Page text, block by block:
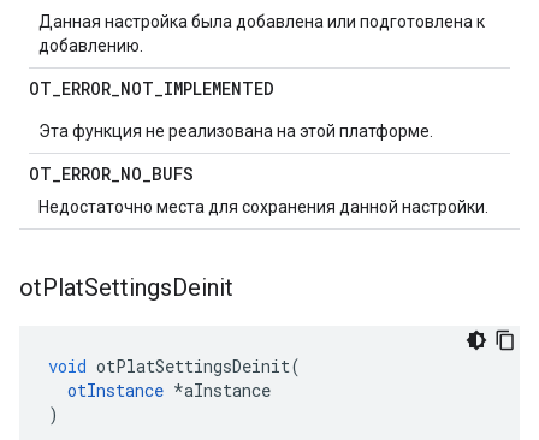
Данная настройка была добавлена ​​или подготовлена ​​к
добавлению.
OT_ERROR_NOT_IMPLEMENTED
Эта функция не реализована на этой платформе.
OT_ERROR_NO_BUFS
Недостаточно места для сохранения данной настройки.
otPlatSettingsDeinit
void otPlatSettingsDeinit(
otInstance *aInstance
)